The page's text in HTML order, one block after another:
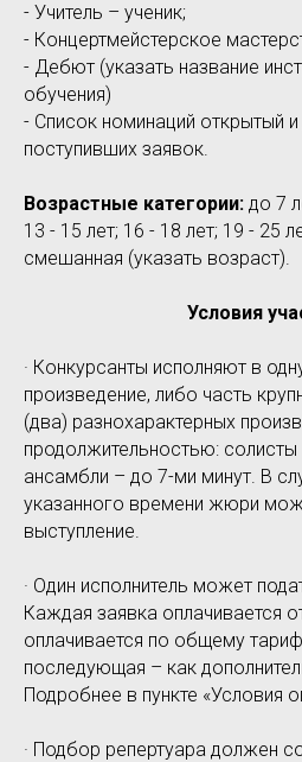
- Учитель – ученик;
- Концертмейстерское
- Дебют (указать название
обучения)
- Список номинаций открытый и
поступивших заявок.
Возрастные категории: до 7
13 - 15 лет; 16 - 18 лет; 19 - 25
смешанная (указать возраст).
Условия
· Конкурсанты исполняют в
произведение, либо часть
(два) разнохарактерных
продолжительностью:
ансамбли – до 7-ми минут. В
указанного времени жюри
выступление.
· Один исполнитель может
Каждая заявка оплачивается
оплачивается по общему
последующая – как
Подробнее в пункте «Условия
· Подбор репертуара должен